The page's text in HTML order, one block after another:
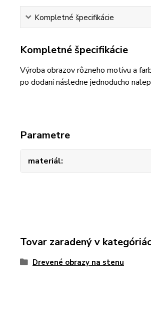
Kompletné špecifikácie
Kompletné špecifikácie
Výroba obrazov rôzneho motívu a
po dodaní následne jednoducho
Parametre
materiál
Tovar zaradený v
Drevené obrazy na stenu